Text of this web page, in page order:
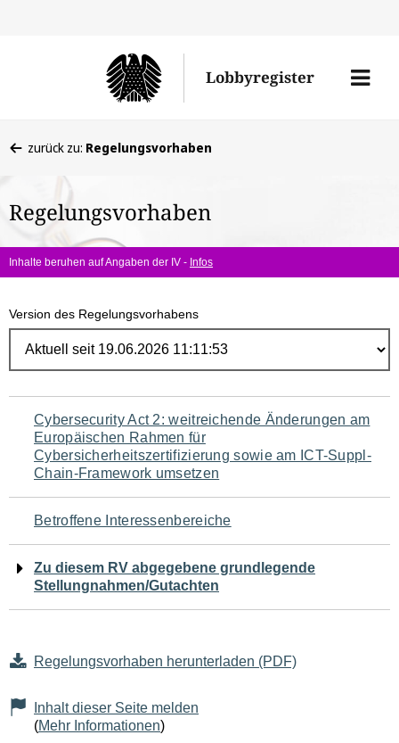
Lobbyregister
Menü
befinden
hier:
zurück zu: Regelungsvorhaben
Regelungsvorhaben
Inhalte beruhen auf Angaben der IV - Infos
Version des Regelungsvorhabens
Navigation
für
den
Seiteninhalt
Cybersecurity Act 2: weitreichende Änderungen am
Europäischen Rahmen für
Cybersicherheitszertifizierung sowie am ICT-Suppl-
Chain-Framework umsetzen
Betroffene Interessenbereiche
Zu diesem RV abgegebene grundlegende
Stellungnahmen/Gutachten
Regelungsvorhaben herunterladen (PDF)
Inhalt dieser Seite melden
(Mehr Informationen)